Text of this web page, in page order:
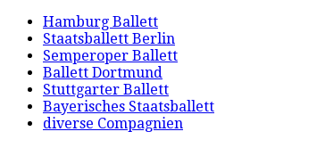
Hamburg Ballett
Staatsballett Berlin
Semperoper Ballett
Ballett Dortmund
Stuttgarter Ballett
Bayerisches Staatsballett
diverse Compagnien